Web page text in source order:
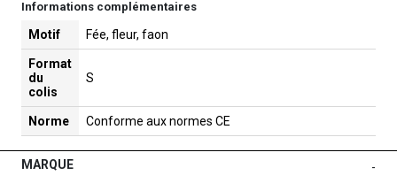
Informations complémentaires
Motif Fée, fleur, faon
Format
du
colis
S
Norme Conforme aux normes CE
MARQUE -